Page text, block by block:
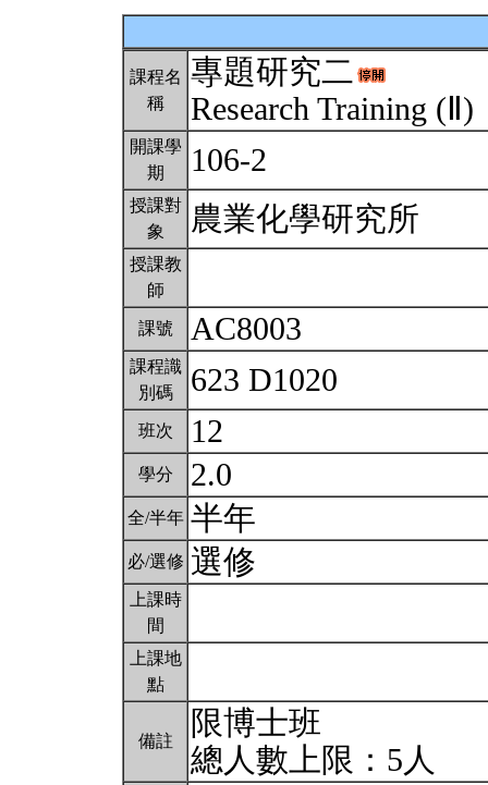
課程名
稱
專題研究二
Research Training (Ⅱ)
開課學
期
106-2
授課對
象
農業化學研究所
授課教
師
課號 AC8003
課程識
別碼
623 D1020
班次 12
學分 2.0
全/半年 半年
必/選修 選修
上課時
間
上課地
點
備註
限博士班
總人數上限：5人